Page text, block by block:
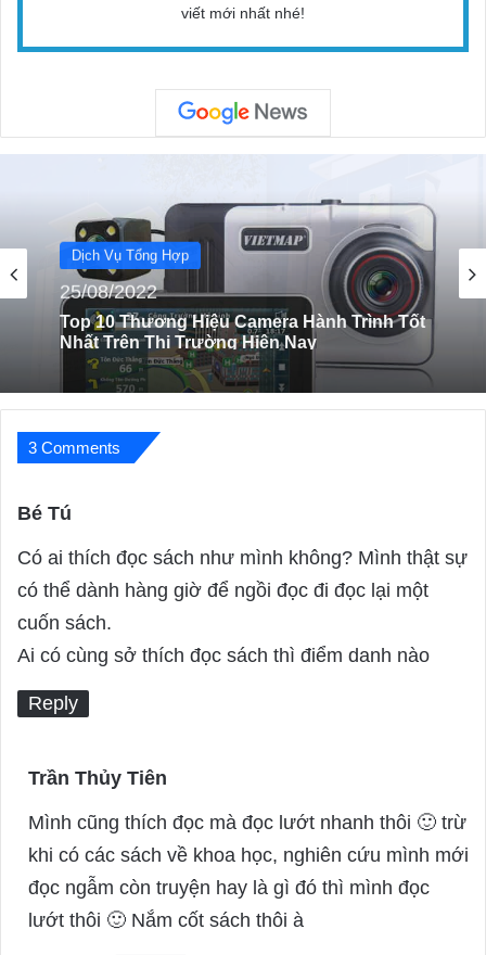
viết mới nhất nhé!
Dịch Vụ Tổng Hợp
08/01/2024
Top 5 Bệnh Viện Được Đánh Giá Tốt Nhất
Hồ Chí Minh
3 Comments
Bé Tú
a
y
s
:
Có ai thích đọc sách như mình không? Mình thật sự
có thể dành hàng giờ để ngồi đọc đi đọc lại một
cuốn sách.
Ai có cùng sở thích đọc sách thì điểm danh nào
Reply
Trần Thủy Tiên
a
y
s
:
Mình cũng thích đọc mà đọc lướt nhanh thôi 🙂 trừ
khi có các sách về khoa học, nghiên cứu mình mới
đọc ngẫm còn truyện hay là gì đó thì mình đọc
lướt thôi 🙂 Nắm cốt sách thôi à